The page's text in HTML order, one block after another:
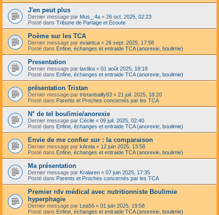
J'en peut plus
Dernier message par Mus_.4a « 26 oct. 2025, 02:23
Posté dans Tribune de Partage et Ecoute
Poème sur les TCA
Dernier message par evaintca « 26 sept. 2025, 17:58
Posté dans Enfine, échanges et entraide TCA (anorexie, boulimie)
Presentation
Dernier message par lastika « 01 août 2025, 18:18
Posté dans Enfine, échanges et entraide TCA (anorexie, boulimie)
présentation Tristan
Dernier message par tristanbailly83 « 21 juil. 2025, 18:20
Posté dans Parents et Proches concernés par les TCA
N° de tel boulimie/anorexie
Dernier message par Cécile « 09 juil. 2025, 02:40
Posté dans Enfine, échanges et entraide TCA (anorexie, boulimie)
Envie de me confier sur : la comparaison
Dernier message par kArela « 12 juin 2025, 13:58
Posté dans Enfine, échanges et entraide TCA (anorexie, boulimie)
Ma présentation
Dernier message par Kralaren « 07 juin 2025, 17:35
Posté dans Parents et Proches concernés par les TCA
Premier rdv médical avec nutritionniste Boulimie
hyperphagie
Dernier message par Lea56 « 01 juin 2025, 19:58
Posté dans Enfine, échanges et entraide TCA (anorexie, boulimie)